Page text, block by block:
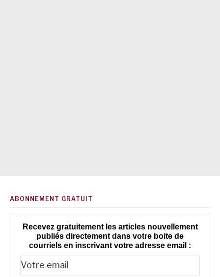
ABONNEMENT GRATUIT
Recevez gratuitement les articles nouvellement
publiés directement dans votre boite de
courriels en inscrivant votre adresse email :